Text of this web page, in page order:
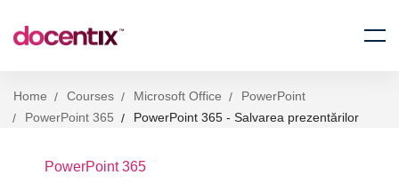
Home Courses Microsoft Office
PowerPoint
PowerPoint 365
PowerPoint 365 - Salvarea prezentărilor
PowerPoint 365